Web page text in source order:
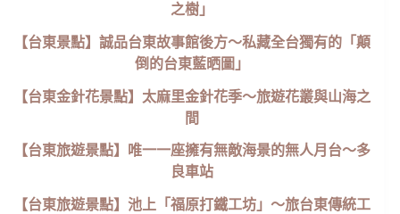
之樹」
【台東景點】誠品台東故事館後方～私藏全台獨有的「顛
倒的台東藍晒圖」
【台東金針花景點】太麻里金針花季～旅遊花叢與山海之
間
【台東旅遊景點】唯一一座擁有無敵海景的無人月台～多
良車站
【台東旅遊景點】池上「福原打鐵工坊」～旅台東傳統工